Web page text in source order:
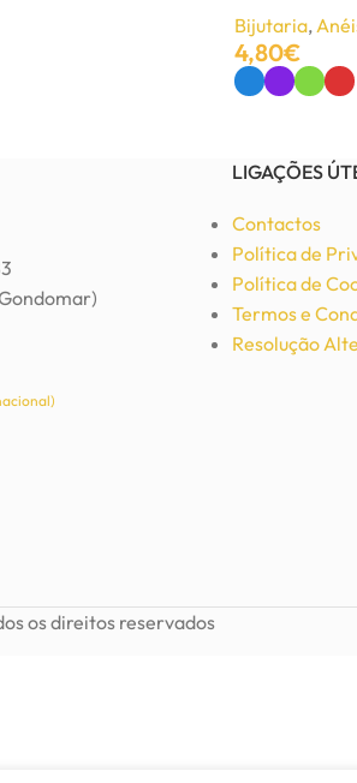
Bijutaria,
4,80€
LIGAÇÕES
Contactos
Política de
Política de
Termos e
Resolução
os direitos reservados